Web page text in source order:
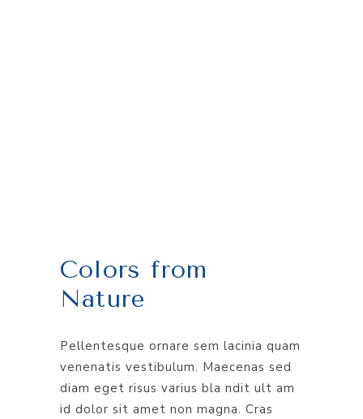
Colors from
Nature
Pellentesque ornare sem lacinia quam
venenatis vestibulum. Maecenas sed
diam eget risus varius bla ndit ult am
id dolor sit amet non magna. Cras